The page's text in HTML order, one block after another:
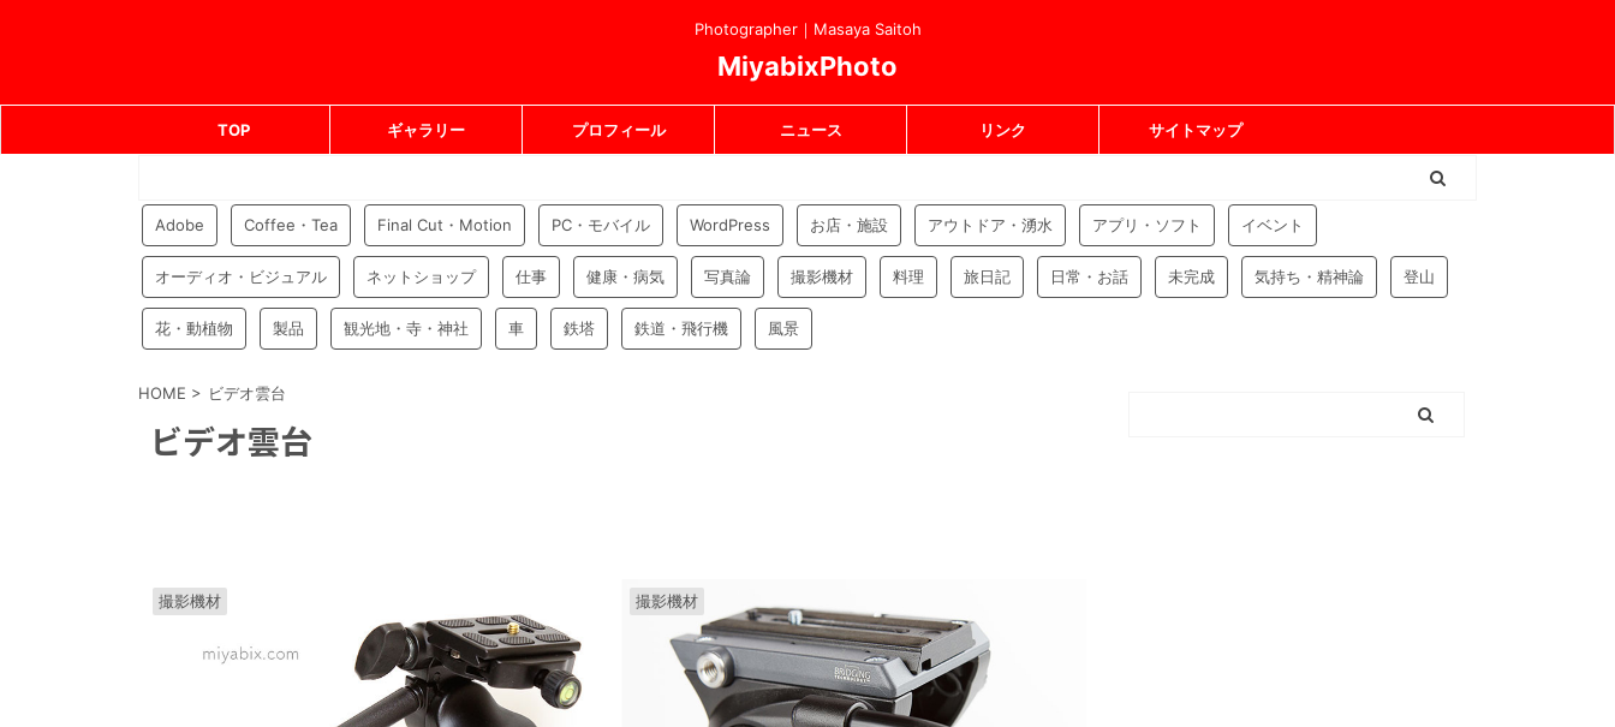
Photographer｜Masaya Saitoh
MiyabixPhoto
TOP ギャラリー プロフィール ニュース リンク サイトマップ
Adobe Coffee・Tea Final Cut・Motion PC・モバイル WordPress お店・施設 アウトドア・湧水 アプリ・ソフト イベント
オーディオ・ビジュアル ネットショップ 仕事 健康・病気 写真論 撮影機材 料理 旅日記 日常・お話 未完成 気持ち・精神論 登山
花・動植物 製品 観光地・寺・神社 車 鉄塔 鉄道・飛行機 風景
HOME > ビデオ雲台
ビデオ雲台
撮影機材 撮影機材